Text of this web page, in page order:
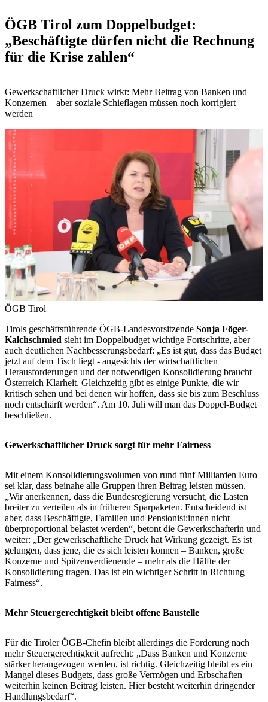
ÖGB Tirol zum Doppelbudget:
„Beschäftigte dürfen nicht die Rechnung
für die Krise zahlen“
Gewerkschaftlicher Druck wirkt: Mehr Beitrag von Banken und
Konzernen – aber soziale Schieflagen müssen noch korrigiert
werden
ÖGB Tirol
Tirols geschäftsführende ÖGB-Landesvorsitzende Sonja Föger-
Kalchschmied sieht im Doppelbudget wichtige Fortschritte, aber
auch deutlichen Nachbesserungsbedarf: „Es ist gut, dass das Budget
jetzt auf dem Tisch liegt - angesichts der wirtschaftlichen
Herausforderungen und der notwendigen Konsolidierung braucht
Österreich Klarheit. Gleichzeitig gibt es einige Punkte, die wir
kritisch sehen und bei denen wir hoffen, dass sie bis zum Beschluss
noch entschärft werden“. Am 10. Juli will man das Doppel-Budget
beschließen.
Gewerkschaftlicher Druck sorgt für mehr Fairness
Mit einem Konsolidierungsvolumen von rund fünf Milliarden Euro
sei klar, dass beinahe alle Gruppen ihren Beitrag leisten müssen.
„Wir anerkennen, dass die Bundesregierung versucht, die Lasten
breiter zu verteilen als in früheren Sparpaketen. Entscheidend ist
aber, dass Beschäftigte, Familien und Pensionist:innen nicht
überproportional belastet werden“, betont die Gewerkschafterin und
weiter: „Der gewerkschaftliche Druck hat Wirkung gezeigt. Es ist
gelungen, dass jene, die es sich leisten können – Banken, große
Konzerne und Spitzenverdienende – mehr als die Hälfte der
Konsolidierung tragen. Das ist ein wichtiger Schritt in Richtung
Fairness“.
Mehr Steuergerechtigkeit bleibt offene Baustelle
Für die Tiroler ÖGB-Chefin bleibt allerdings die Forderung nach
mehr Steuergerechtigkeit aufrecht: „Dass Banken und Konzerne
stärker herangezogen werden, ist richtig. Gleichzeitig bleibt es ein
Mangel dieses Budgets, dass große Vermögen und Erbschaften
weiterhin keinen Beitrag leisten. Hier besteht weiterhin dringender
Handlungsbedarf“.